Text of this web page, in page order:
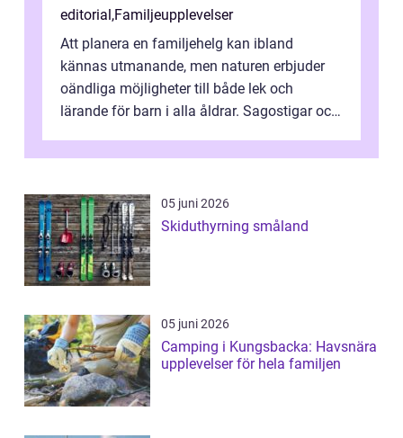
editorial ,Familjeupplevelser
Att planera en familjehelg kan ibland
kännas utmanande, men naturen erbjuder
oändliga möjligheter till både lek och
lärande för barn i alla åldrar. Sagostigar och
05 juni 2026
Skiduthyrning småland
05 juni 2026
Camping i Kungsbacka: Havsnära
upplevelser för hela familjen